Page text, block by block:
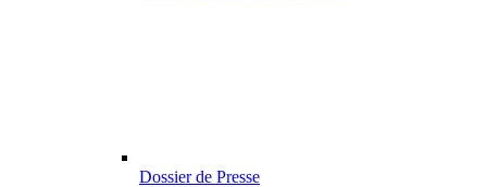
Dossier de Presse